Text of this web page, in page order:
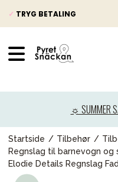
✓ TRYG BETALING
☼ SUMMER
Startside Tilbehør
Regnslag til barnevogn og
Elodie Details Regnslag